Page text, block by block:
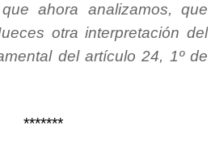
ahora analizamos, que
otra interpretación del
del artículo 24, 1º de
*******